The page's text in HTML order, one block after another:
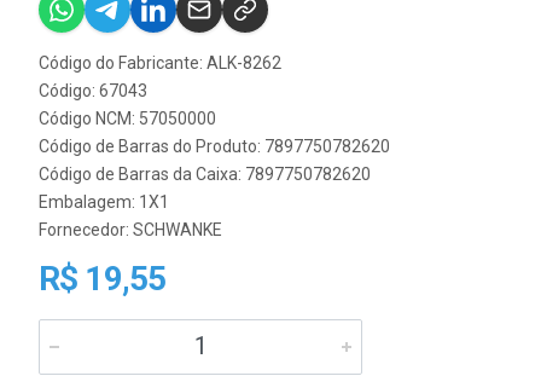
Código do Fabricante: ALK-8262
Código: 67043
Código NCM: 57050000
Código de Barras do Produto: 7897750782620
Código de Barras da Caixa: 7897750782620
Embalagem: 1X1
Fornecedor: SCHWANKE
R$ 19,55